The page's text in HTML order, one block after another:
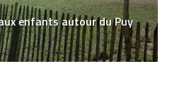
enfants autour du Puy